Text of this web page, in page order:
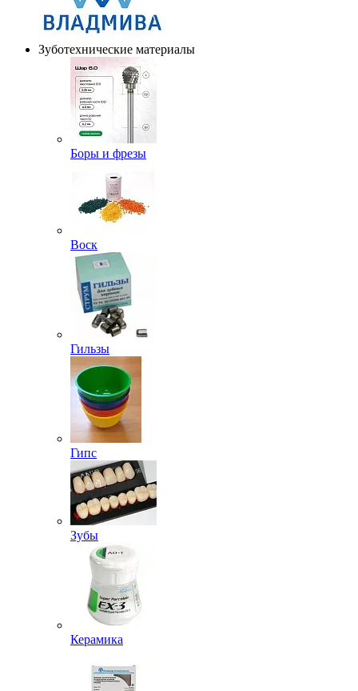
Зуботехнические материалы
Боры и фрезы
Воск
Гильзы
Гипс
Зубы
Керамика